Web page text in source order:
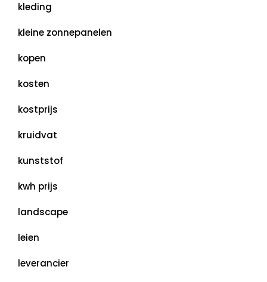
kleding
kleine zonnepanelen
kopen
kosten
kostprijs
kruidvat
kunststof
kwh prijs
landscape
leien
leverancier